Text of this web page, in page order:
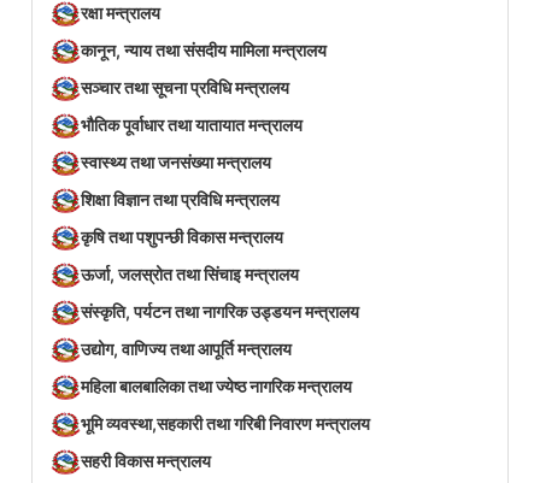
रक्षा मन्त्रालय
कानून, न्याय तथा संसदीय मामिला मन्त्रालय
सञ्‍चार तथा सूचना प्रविधि मन्त्रालय
भौतिक पूर्वाधार तथा यातायात मन्त्रालय
स्वास्थ्य तथा जनसंख्या मन्त्रालय
शिक्षा विज्ञान तथा प्रविधि मन्त्रालय
कृषि तथा पशुपन्छी विकास मन्त्रालय
ऊर्जा, जलस्रोत तथा सिंचाइ मन्त्रालय
संस्कृति, पर्यटन तथा नागरिक उड्डयन मन्त्रालय
उद्योग, वाणिज्य तथा आपूर्ति मन्त्रालय
महिला बालबालिका तथा ज्येष्ठ नागरिक मन्त्रालय
भूमि व्यवस्था,सहकारी तथा गरिबी निवारण मन्त्रालय
सहरी विकास मन्त्रालय